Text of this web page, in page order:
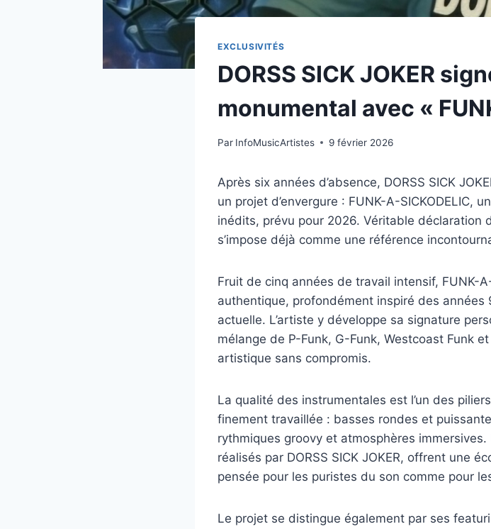
EXCLUSIVITÉS
DORSS SICK JOKER
monumental avec «
Par InfoMusicArtistes 9 février 2026
Après six années d’absence, DORSS SICK
un projet d’envergure : FUNK-A-SICKODELIC,
inédits, prévu pour 2026. Véritable déclaration
s’impose déjà comme une référence
Fruit de cinq années de travail intensif, FUNK-
authentique, profondément inspiré des
actuelle. L’artiste y développe sa signature
mélange de P-Funk, G-Funk, Westcoast Funk
artistique sans compromis.
La qualité des instrumentales est l’un des
finement travaillée : basses rondes et
rythmiques groovy et atmosphères
réalisés par DORSS SICK JOKER, offrent une
pensée pour les puristes du son comme pour
Le projet se distingue également par ses